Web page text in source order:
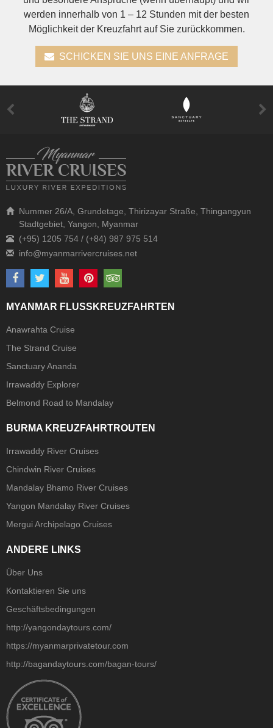
werden innerhalb von 1 – 12 Stunden mit der besten
Möglichkeit der Kreuzfahrt auf Sie zurückkommen.
SCHICKEN SIE UNS EINE ANFRAGE
Nummer 26/A, Grundetage, Thirizayar Straße, Thingangyun
Stadtgebiet, Yangon, Myanmar
(+95) 1205 754 / (+84) 987 975 514
MYANMAR FLUSSKREUZFAHRTEN
Anawrahta Cruise
The Strand Cruise
Sanctuary Ananda
Irrawaddy Explorer
Belmond Road to Mandalay
BURMA KREUZFAHRTROUTEN
Irrawaddy River Cruises
Chindwin River Cruises
Mandalay Bhamo River Cruises
Yangon Mandalay River Cruises
Mergui Archipelago Cruises
ANDERE LINKS
Über Uns
Kontaktieren Sie uns
Geschäftsbedingungen
http://yangondaytours.com/
https://myanmarprivatetour.com
http://bagandaytours.com/bagan-tours/